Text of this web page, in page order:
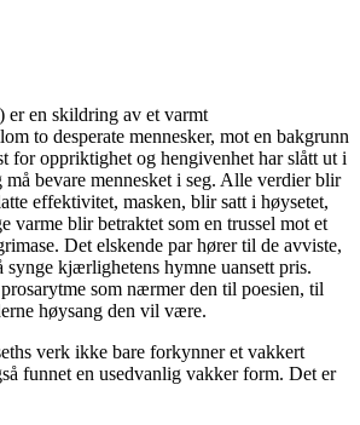
er en skildring av et varmt
to desperate mennesker, mot en bakgrunn
for oppriktighet og hengivenhet har slått ut i
bevare mennesket i seg. Alle verdier blir
effektivitet, masken, blir satt i høysetet,
varme blir betraktet som en trussel mot et
Det elskende par hører til de avviste,
kjærlighetens hymne uansett pris.
som nærmer den til poesien, til
høysang den vil være.
verk ikke bare forkynner et vakkert
funnet en usedvanlig vakker form. Det er